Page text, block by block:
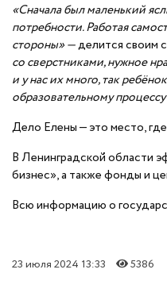
«Сначала был маленький
потребности. Работая
стороны» —делится своим
со сверстниками, нужное
и у нас их много, так
образовательному
Дело Елены — это место,
В Ленинградской области
бизнес», а также фонды и
Всю информацию о
23 июля 2024 13:33 5386